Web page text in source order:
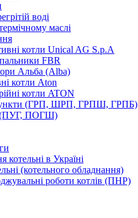
воді
маслі
котли Unical AG S.p.A
FBR
Альба (Alba)
котли Aton
котли ATON
пункти (ГРП, ШРП, ГРПШ, ГРПБ)
(ПУГ, ПОГШ)
котельні в Україні
(котельного обладнання)
роботи котлів (ПНР)